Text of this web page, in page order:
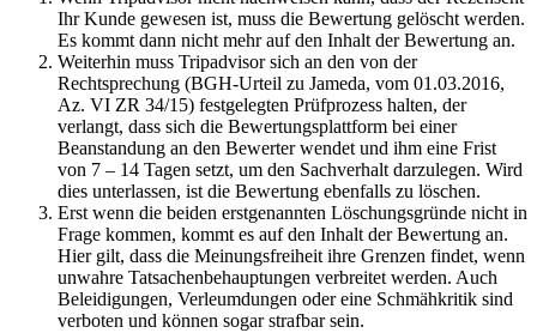
Ihr Kunde gewesen ist, muss die Bewertung gelöscht werden.
Es kommt dann nicht mehr auf den Inhalt der Bewertung an.
Weiterhin muss Tripadvisor sich an den von der
Rechtsprechung (BGH-Urteil zu Jameda, vom 01.03.2016,
Az. VI ZR 34/15) festgelegten Prüfprozess halten, der
verlangt, dass sich die Bewertungsplattform bei einer
Beanstandung an den Bewerter wendet und ihm eine Frist
von 7 – 14 Tagen setzt, um den Sachverhalt darzulegen. Wird
dies unterlassen, ist die Bewertung ebenfalls zu löschen.
Erst wenn die beiden erstgenannten Löschungsgründe nicht in
Frage kommen, kommt es auf den Inhalt der Bewertung an.
Hier gilt, dass die Meinungsfreiheit ihre Grenzen findet, wenn
unwahre Tatsachenbehauptungen verbreitet werden. Auch
Beleidigungen, Verleumdungen oder eine Schmähkritik sind
verboten und können sogar strafbar sein.